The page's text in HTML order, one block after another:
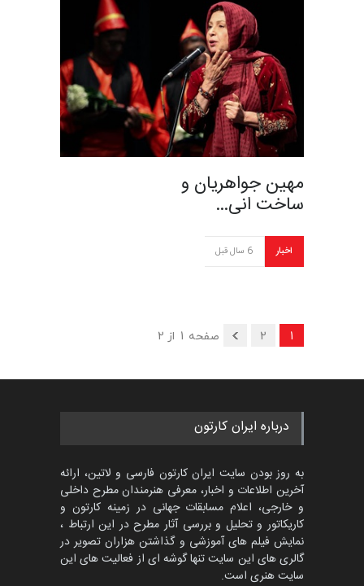
مهین جواهریان و
ساخت انی…
اخبار 6 سال قبل
1
2 صفحه 1 از 2
درباره ایران کارتون
به روز بودن سایت ایران کارتون فارسی و لاتین، ارائه
آخرین اطلاعات و اخبار، معرفی هنرمندان مطرح داخلی
و خارجی، اعلام مسابقات جهانی در زمینه کارتون و
کاریکاتور و تحلیل و بررسی آثار مطرح در این ارتباط ،
نمایش فیلم های آموزشی و گذاشتن هزاران تصویر در
گالری های این سایت تنها گوشه ای از فعالیت های این
سایت هنری است.